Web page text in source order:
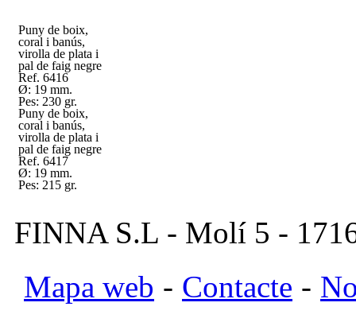
Puny de boix,
coral i banús,
virolla de plata i
pal de faig negre
Ref. 6416
Ø: 19 mm.
Pes: 230 gr.
Puny de boix,
coral i banús,
virolla de plata i
pal de faig negre
Ref. 6417
Ø: 19 mm.
Pes: 215 gr.
FINNA S.L - Molí 5 -
Mapa web - Contacte -